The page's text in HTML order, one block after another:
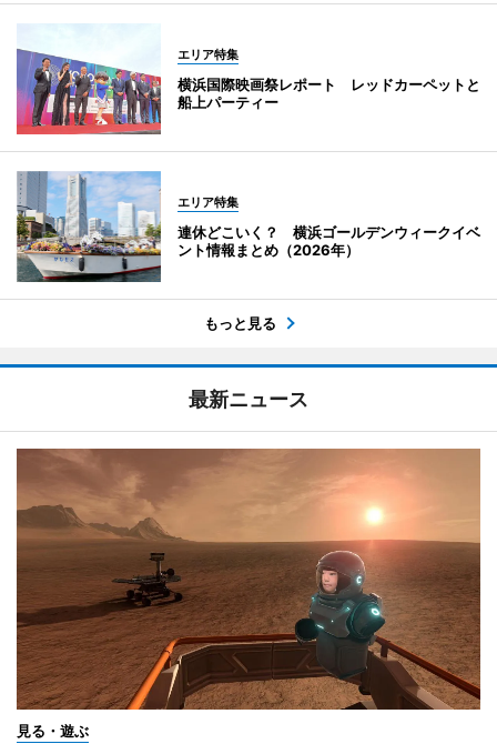
エリア特集
横浜国際映画祭レポート レッドカーペットと
船上パーティー
エリア特集
連休どこいく？ 横浜ゴールデンウィークイベ
ント情報まとめ（2026年）
もっと見る
最新ニュース
見る・遊ぶ